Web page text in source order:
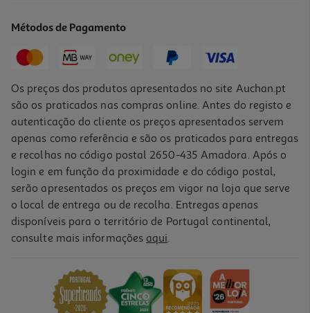
Métodos de Pagamento
Os preços dos produtos apresentados no site Auchan.pt
são os praticados nas compras online. Antes do registo e
autenticação do cliente os preços apresentados servem
apenas como referência e são os praticados para entregas
e recolhas no código postal 2650-435 Amadora. Após o
login e em função da proximidade e do código postal,
serão apresentados os preços em vigor na loja que serve
o local de entrega ou de recolha. Entregas apenas
disponíveis para o território de Portugal continental,
consulte mais informações aqui.